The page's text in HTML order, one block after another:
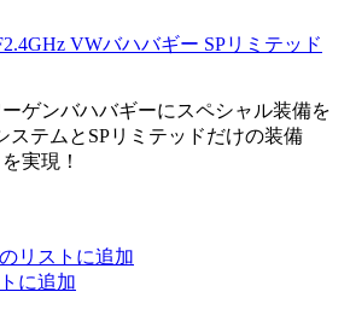
VWバハバギー SPリミテッド
ゲンバハバギーにスペシャル装備を
ステムとSPリミテッドだけの装備
実現！
リストに追加
に追加